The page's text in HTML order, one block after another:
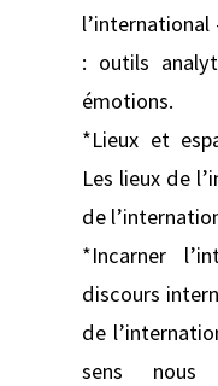
: outils
émotions.
*Lieux et
Les lieux de
de
*Incarner
discours
de
sens nous